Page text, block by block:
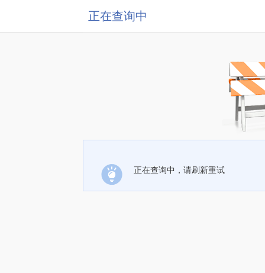
正在查询中
正在查询中，请刷新重试